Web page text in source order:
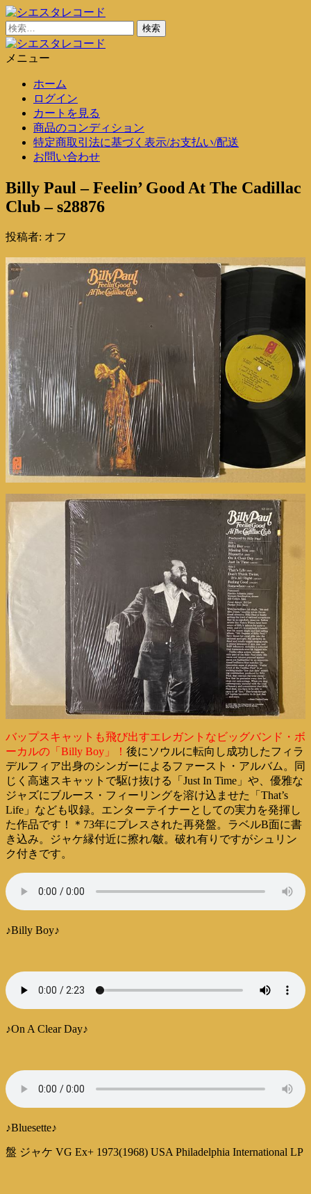
コ
ン
テ
ン
シエスタレコード
中古レコード通販
検
索:
メニュー
ホーム
ログイン
カートを見る
商品のコンディション
特定商取引法に基づく表示/お支払い/配送
お問い合わせ
Billy Paul – Feelin’ Good At The Cadillac
Club – s28876
投稿者: オフ
バップスキャットも飛び出すエレガントなビッグバンド・ボ
ーカルの「Billy Boy」！ 後にソウルに転向し成功したフィラ
デルフィア出身のシンガーによるファースト・アルバム。同
じく高速スキャットで駆け抜ける「Just In Time」や、優雅な
ジャズにブルース・フィーリングを溶け込ませた「That’s
Life」なども収録。エンターテイナーとしての実力を発揮し
た作品です！＊73年にプレスされた再発盤。ラベルB面に書
き込み。ジャケ縁付近に擦れ/皺。破れ有りですがシュリン
ク付きです。
♪Billy Boy♪
♪On A Clear Day♪
♪Bluesette♪
盤 ジャケ VG Ex+ 1973(1968) USA Philadelphia International LP